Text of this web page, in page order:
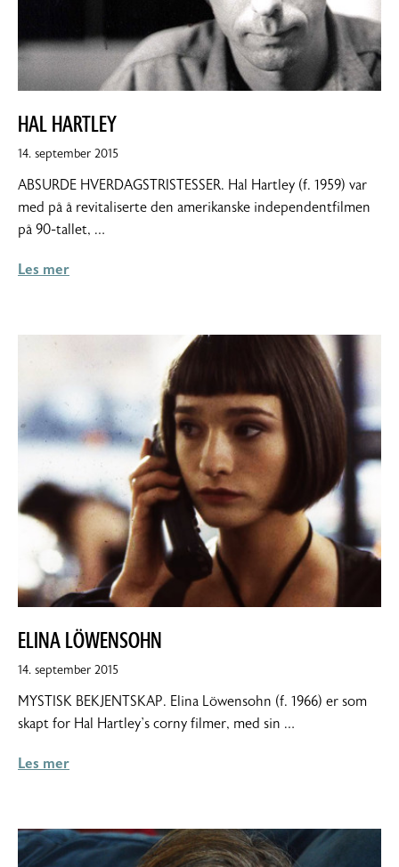
HAL HARTLEY
14. september 201514.
2015
ABSURDE HVERDAGSTRISTESSER. Hal Hartley (f. 1959) var
med på å revitaliserte den amerikanske independentfilmen
på 90-tallet, …
Les mer
ELINA LÖWENSOHN
14. september 2015
MYSTISK BEKJENTSKAP. Elina Löwensohn (f. 1966) er som
skapt for Hal Hartley’s corny filmer, med sin …
Les mer